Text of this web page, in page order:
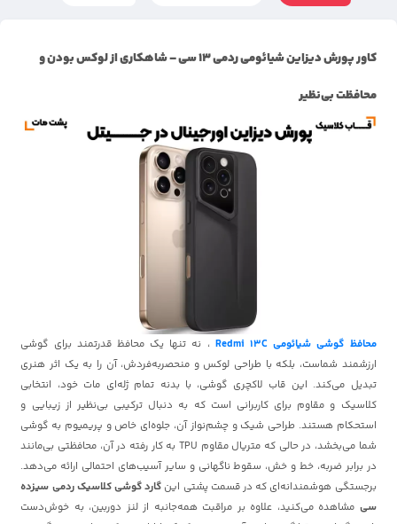
کاور پورش دیزاین شیائومی ردمی 13 سی – شاهکاری از لوکس بودن و
محافظت بی‌نظیر
محافظ گوشی شیائومی Redmi 13C
، نه تنها یک محافظ قدرتمند برای گوشی
ارزشمند شماست، بلکه با طراحی لوکس و منحصر‌به‌فردش، آن را به یک اثر هنری
تبدیل می‌کند. این قاب لاکچری گوشی، با بدنه تمام ژله‌ای مات خود، انتخابی
کلاسیک و مقاوم برای کاربرانی است که به دنبال ترکیبی بی‌نظیر از زیبایی و
استحکام هستند. طراحی شیک و چشم‌نواز آن، جلوه‌ای خاص و پریمیوم به گوشی
شما می‌بخشد، در حالی که متریال مقاوم TPU به کار رفته در آن، محافظتی بی‌مانند
در برابر ضربه، خط و خش، سقوط ناگهانی و سایر آسیب‌های احتمالی ارائه می‌دهد.
برجستگی هوشمندانه‌ای که در قسمت پشتی این گارد گوشی کلاسیک ردمی سیزده
سی مشاهده می‌کنید، علاوه بر مراقبت همه‌جانبه از لنز دوربین، به خوش‌دست